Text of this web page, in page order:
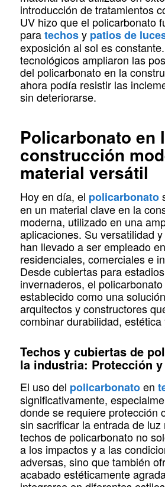
introducción de tratamientos
UV hizo que el policarbonato
paratechosy patios de
exposición al sol es
tecnológicos ampliaron las
del policarbonato en la
ahora podía resistir las
sin deteriorarse.
Policarbonato en
construcción
material versátil
Hoy en día, el policarbonato
en un material clave en la
moderna, utilizado en una
aplicaciones. Su versatilidad
han llevado a ser empleado
residenciales, comerciales e
Desde cubiertas para
invernaderos, el
establecido como una
arquitectos y constructores
combinar durabilidad,
Techos y cubiertas de
la industria: Protección
El uso del policarbonatoen
significativamente,
donde se requiere protección
sin sacrificar la entrada de luz
techos de policarbonato no
a los impactos y a las
adversas, sino que también
acabado estéticamente